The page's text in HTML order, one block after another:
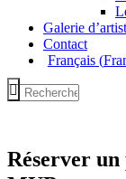
Galerie
Contact
Français(
Réserver